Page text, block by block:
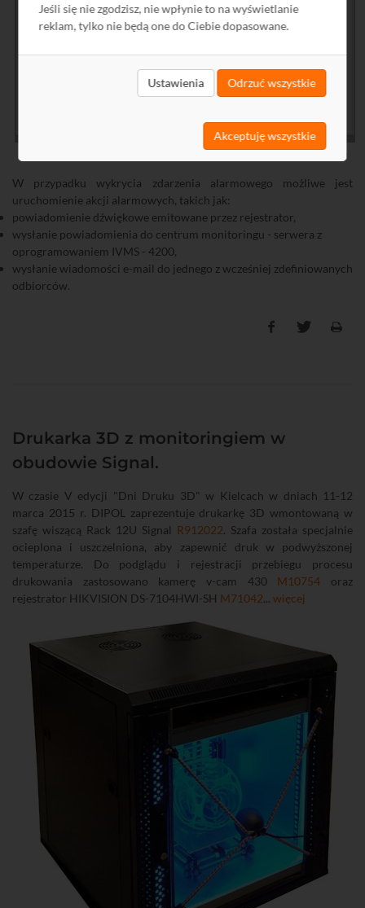
Jeśli się nie zgodzisz, nie wpłynie to na wyświetlanie
reklam, tylko nie będą one do Ciebie dopasowane.
Ustawienia Odrzuć wszystkie
Akceptuję wszystkie
Okno konfiguracyjne obsługi błędów i wyjątków rejestratorów Hikvision
W przypadku wykrycia zdarzenia alarmowego możliwe jest
uruchomienie akcji alarmowych, takich jak:
powiadomienie dźwiękowe emitowane przez rejestrator,
wysłanie powiadomienia do centrum monitoringu - serwera z
oprogramowaniem IVMS - 4200,
wysłanie wiadomości e-mail do jednego z wcześniej zdefiniowanych
odbiorców.
Drukarka 3D z monitoringiem w
obudowie Signal.
W czasie V edycji "Dni Druku 3D" w Kielcach w dniach 11-12
marca 2015 r. DIPOL zaprezentuje drukarkę 3D wmontowaną w
szafę wiszącą Rack 12U Signal R912022. Szafa została specjalnie
ocieplona i uszczelniona, aby zapewnić druk w podwyższonej
temperaturze. Do podglądu i rejestracji przebiegu procesu
drukowania zastosowano kamerę v-cam 430 M10754 oraz
rejestrator HIKVISION DS-7104HWI-SH M71042... więcej